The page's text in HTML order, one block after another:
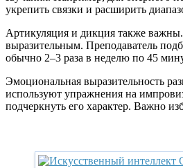
укрепить связки и расширить
Артикуляция и дикция также важны.
выразительным. Преподаватель
обычно 2–3 раза в неделю по 45
Эмоциональная выразительность
используют упражнения на
подчеркнуть его характер. Важно